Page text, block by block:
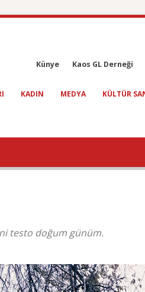
Künye Kaos GL Derneği
KADIN MEDYA KÜLTÜR
testo doğum günüm.